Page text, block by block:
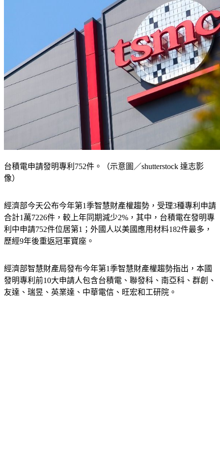
台積電申請發明專利752件。（示意圖／shutterstock 達志影
像）
經濟部今天公布今年第1季智慧財產權趨勢，受理3種專利申請
合計1萬7226件，較上年同期減少2%，其中，台積電在發明專
利中申請752件位居第1；外國人以美國應用材料182件最多，
歷經9年後重返冠軍寶座。
經濟部智慧財產局發布今年第1季智慧財產權趨勢指出，本國
發明專利前10大申請人包含台積電、聯發科、南亞科、群創、
友達、瑞昱、英業達、中華電信、旺宏和工研院。